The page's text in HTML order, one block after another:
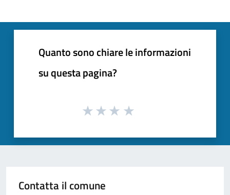
Quanto sono chiare le informazioni
su questa pagina?
Contatta il comune